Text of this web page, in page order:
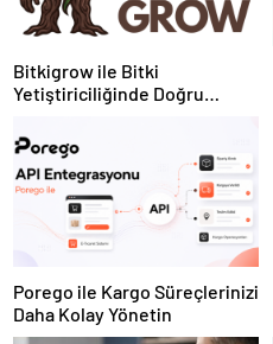
Bitkigrow ile Bitki
Yetiştiriciliğinde Doğru
Porego ile Kargo Süreçlerinizi
Daha Kolay Yönetin